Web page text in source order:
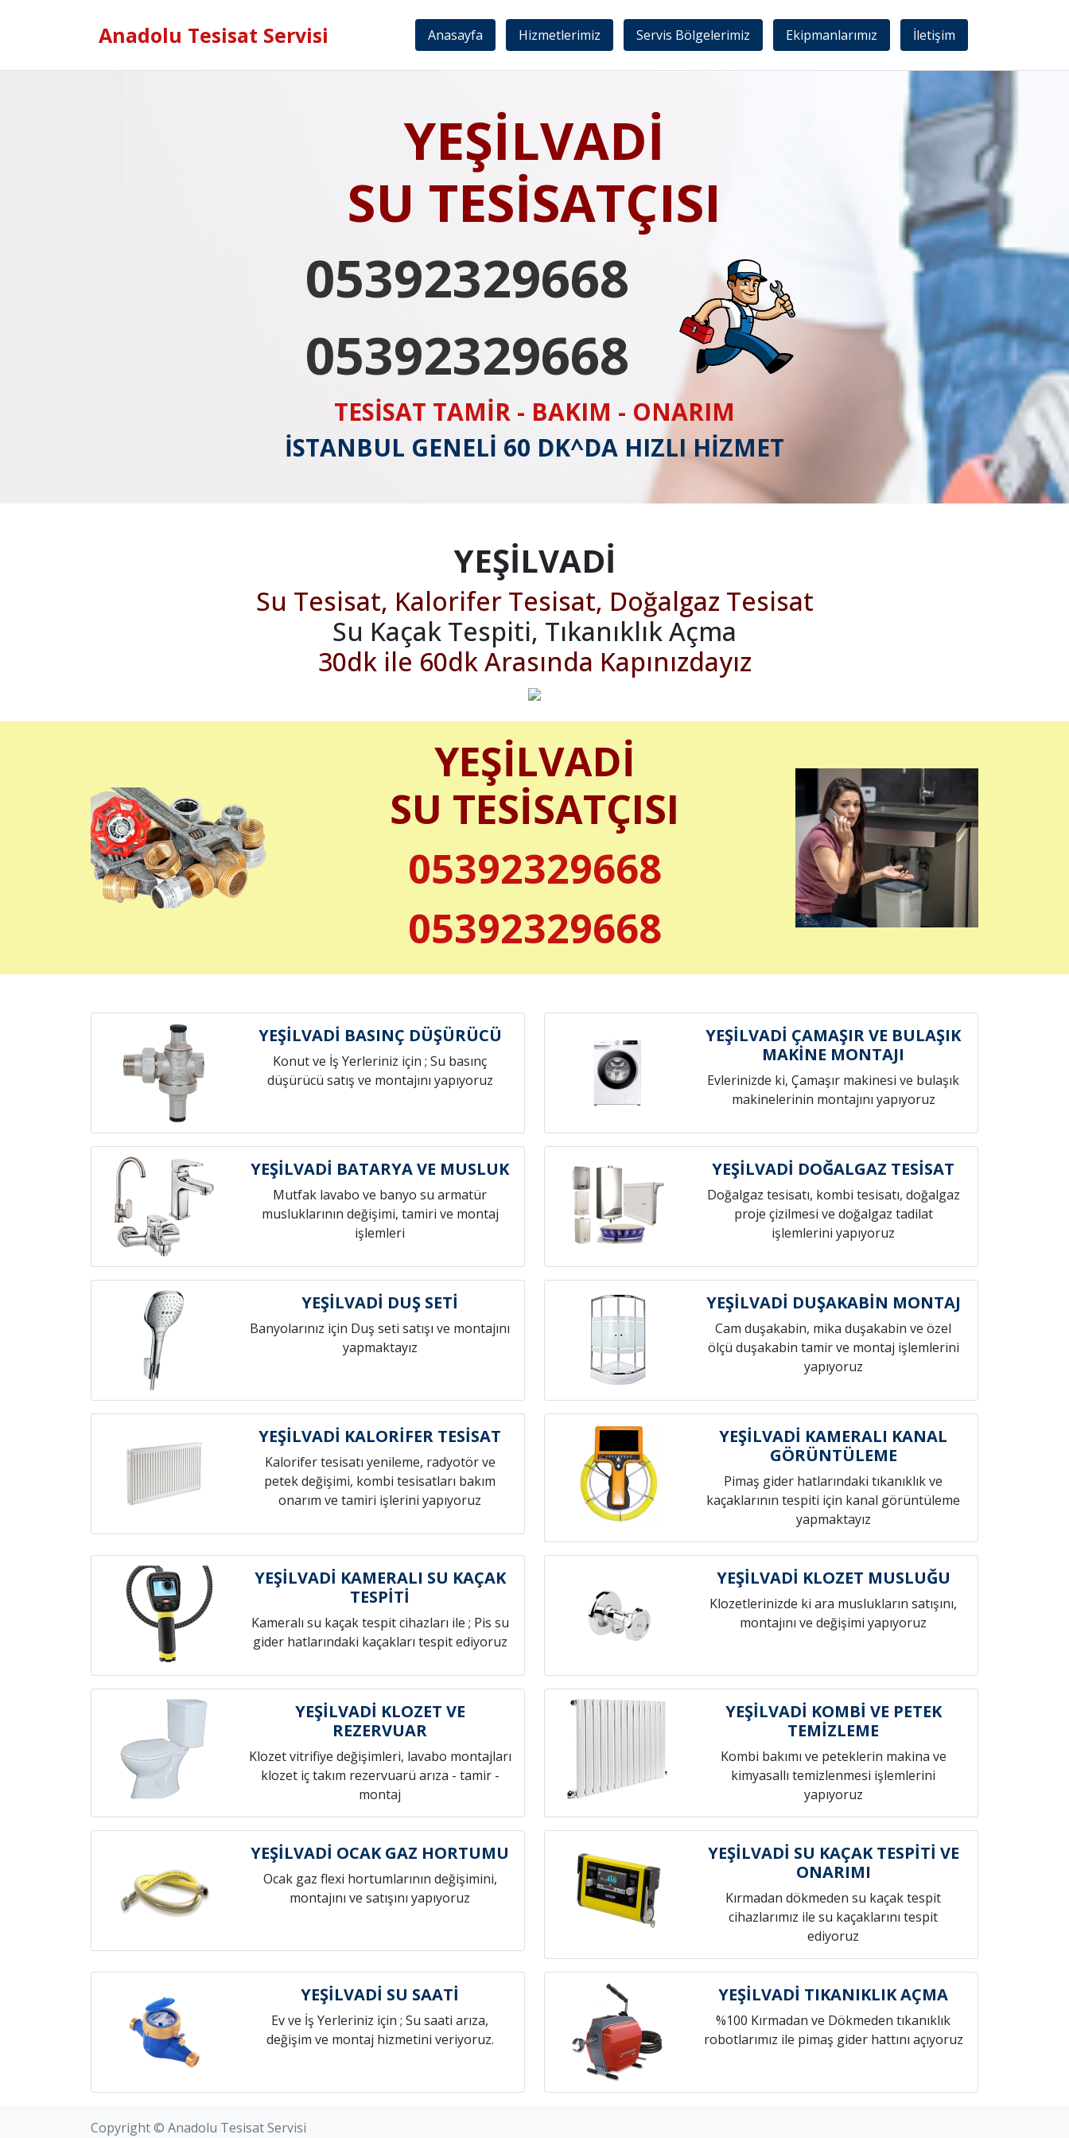
Anadolu Tesisat Servisi Anasayfa Hizmetlerimiz Servis Bölgelerimiz Ekipmanlarımız İletişim
YEŞİLVADİ
SU TESİSATÇISI
05392329668
05392329668
TESİSAT TAMİR - BAKIM - ONARIM
İSTANBUL GENELİ 60 DK^DA HIZLI HİZMET
YEŞİLVADİ
Su Tesisat, Kalorifer Tesisat, Doğalgaz Tesisat
Su Kaçak Tespiti, Tıkanıklık Açma
30dk ile 60dk Arasında Kapınızdayız
YEŞİLVADİ
SU TESİSATÇISI
05392329668
05392329668
YEŞİLVADİ BASINÇ DÜŞÜRÜCÜ
Konut ve İş Yerleriniz için ; Su basınç
düşürücü satış ve montajını yapıyoruz
YEŞİLVADİ ÇAMAŞIR VE BULAŞIK
MAKİNE MONTAJI
Evlerinizde ki, Çamaşır makinesi ve bulaşık
makinelerinin montajını yapıyoruz
YEŞİLVADİ BATARYA VE MUSLUK
Mutfak lavabo ve banyo su armatür
musluklarının değişimi, tamiri ve montaj
işlemleri
YEŞİLVADİ DOĞALGAZ TESİSAT
Doğalgaz tesisatı, kombi tesisatı, doğalgaz
proje çizilmesi ve doğalgaz tadilat
işlemlerini yapıyoruz
YEŞİLVADİ DUŞ SETİ
Banyolarınız için Duş seti satışı ve montajını
yapmaktayız
YEŞİLVADİ DUŞAKABİN MONTAJ
Cam duşakabin, mika duşakabin ve özel
ölçü duşakabin tamir ve montaj işlemlerini
yapıyoruz
YEŞİLVADİ KALORİFER TESİSAT
Kalorifer tesisatı yenileme, radyotör ve
petek değişimi, kombi tesisatları bakım
onarım ve tamiri işlerini yapıyoruz
YEŞİLVADİ KAMERALI KANAL
GÖRÜNTÜLEME
Pimaş gider hatlarındaki tıkanıklık ve
kaçaklarının tespiti için kanal görüntüleme
yapmaktayız
YEŞİLVADİ KAMERALI SU KAÇAK
TESPİTİ
Kameralı su kaçak tespit cihazları ile ; Pis su
gider hatlarındaki kaçakları tespit ediyoruz
YEŞİLVADİ KLOZET MUSLUĞU
Klozetlerinizde ki ara muslukların satışını,
montajını ve değişimi yapıyoruz
YEŞİLVADİ KLOZET VE
REZERVUAR
Klozet vitrifiye değişimleri, lavabo montajları
klozet iç takım rezervuarü arıza - tamir -
montaj
YEŞİLVADİ KOMBİ VE PETEK
TEMİZLEME
Kombi bakımı ve peteklerin makina ve
kimyasallı temizlenmesi işlemlerini
yapıyoruz
YEŞİLVADİ OCAK GAZ HORTUMU
Ocak gaz flexi hortumlarının değişimini,
montajını ve satışını yapıyoruz
YEŞİLVADİ SU KAÇAK TESPİTİ VE
ONARIMI
Kırmadan dökmeden su kaçak tespit
cihazlarımız ile su kaçaklarını tespit
ediyoruz
YEŞİLVADİ SU SAATİ
Ev ve İş Yerleriniz için ; Su saati arıza,
değişim ve montaj hizmetini veriyoruz.
YEŞİLVADİ TIKANIKLIK AÇMA
%100 Kırmadan ve Dökmeden tıkanıklık
robotlarımız ile pimaş gider hattını açıyoruz
Copyright © Anadolu Tesisat Servisi